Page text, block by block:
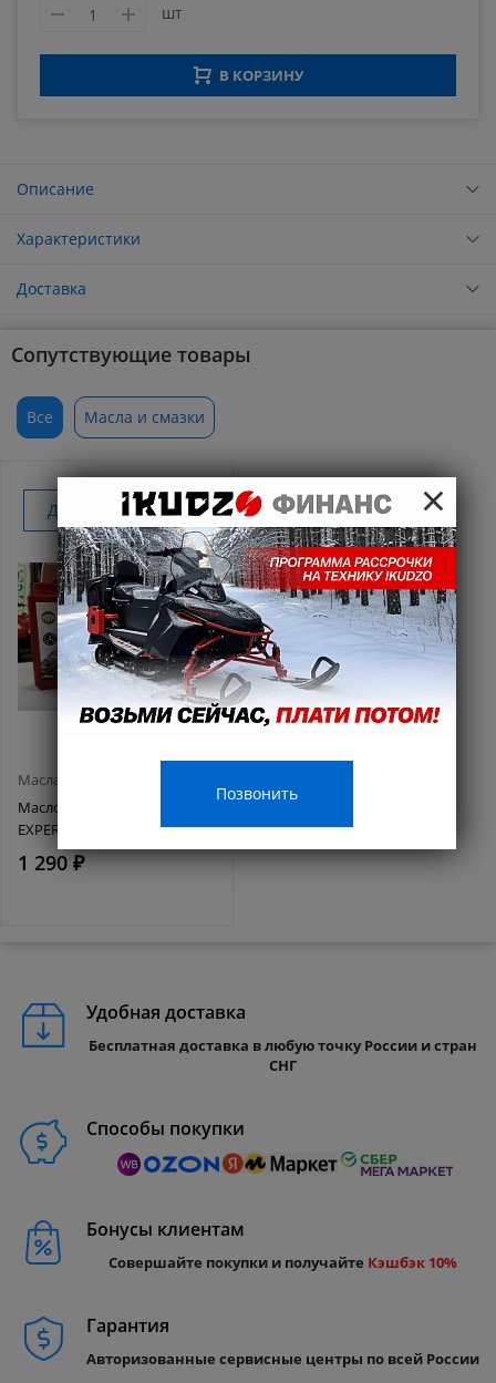
шт
В КОРЗИНУ
Описание
Характеристики
Доставка
Сопутствующие товары
Все Масла и смазки
Добавить к покупке
Масла и смазки
Масло MISHIMO 4T ATV
EXPERT (EXTRA) 10w40 1 л
1 290 ₽
Удобная доставка
Бесплатная доставка в любую точку России и стран
СНГ
Способы покупки
Бонусы клиентам
Совершайте покупки и получайте Кэшбэк 10%
Гарантия
Авторизованные сервисные центры по всей России
×
Позвонить